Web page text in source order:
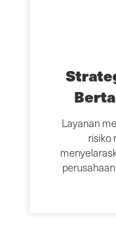
Layanan
risiko